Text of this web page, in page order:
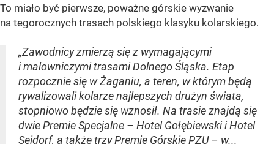
To miało być pierwsze, poważne górskie wyzwanie
na tegorocznych trasach polskiego klasyku kolarskiego.
„Zawodnicy zmierzą się z wymagającymi
i malowniczymi trasami Dolnego Śląska. Etap
rozpocznie się w Żaganiu, a teren, w którym będą
rywalizowali kolarze najlepszych drużyn świata,
stopniowo będzie się wznosił. Na trasie znajdą się
dwie Premie Specjalne – Hotel Gołębiewski i Hotel
Seidorf, a także trzy Premie Górskie PZU – w...